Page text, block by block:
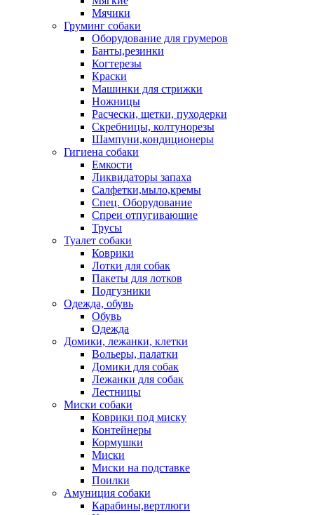
Мячики
Груминг собаки
Оборудование для грумеров
Банты,резинки
Когтерезы
Краски
Машинки для стрижки
Ножницы
Расчески, щетки, пуходерки
Скребницы, колтунорезы
Шампуни,кондиционеры
Гигиена собаки
Емкости
Ликвидаторы запаха
Салфетки,мыло,кремы
Спец. Оборудование
Спреи отпугивающие
Трусы
Туалет собаки
Коврики
Лотки для собак
Пакеты для лотков
Подгузники
Одежда, обувь
Обувь
Одежда
Домики, лежанки, клетки
Вольеры, палатки
Домики для собак
Лежанки для собак
Лестницы
Миски собаки
Коврики под миску
Контейнеры
Кормушки
Миски
Миски на подставке
Поилки
Амуниция собаки
Карабины,вертлюги